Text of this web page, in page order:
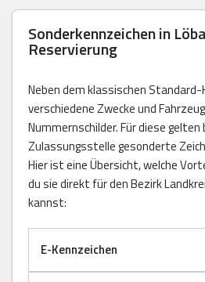
Sonderkennzeichen in
Reservierung
Neben dem klassischen
verschiedene Zwecke und
Nummernschilder. Für diese gelten
Zulassungsstelle gesonderte
Hier ist eine Übersicht, welche
du sie direkt für den Bezirk
kannst:
E-Kennzeichen